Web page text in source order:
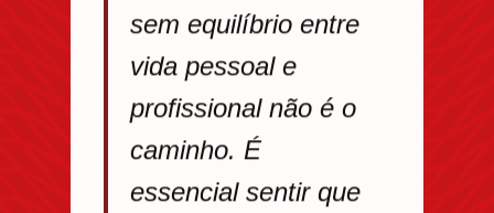
sem equilíbrio entre
vida pessoal e
profissional não é o
caminho. É
essencial sentir que